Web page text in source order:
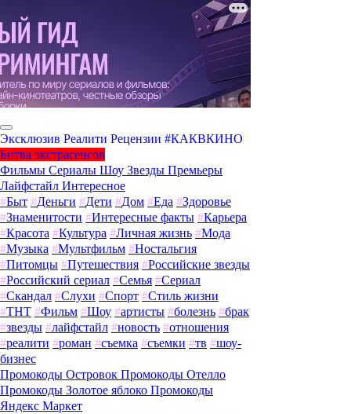
Эксклюзив Реалити Рецензии #КАКВКИНО
Битва экстрасенсов
Фильмы Сериалы Шоу Звезды Премьеры
Лайфстайл Интересное
#Быт #Деньги #Дети #Дом #Еда #Здоровье
#Знаменитости #Интересные факты #Карьера
#Красота #Культура #Личная жизнь #Мода
#Музыка #Мультфильм #Ностальгия
#Питомцы #Путешествия #Российские звезды
#Российский сериал #Семья #Сериал
#Скандал #Слухи #Спорт #Стиль жизни
#ТНТ #Фильм #Шоу #артисты #болезнь #брак
#звезды #лайфстайл #новость #отношения
#реалити #роман #съемка #съемки #тв #шоу-
бизнес
Промокоды Островок Промокоды Отелло
Промокоды Золотое яблоко Промокоды
Яндекс Маркет